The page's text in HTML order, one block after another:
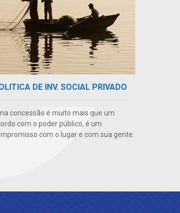
DE INV. SOCIAL PRIVADO
concessão é muito mais que um
com o poder público, é um
com o lugar e com sua gente.